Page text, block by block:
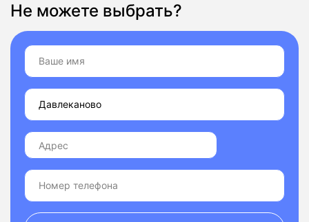
Не можете выбрать?